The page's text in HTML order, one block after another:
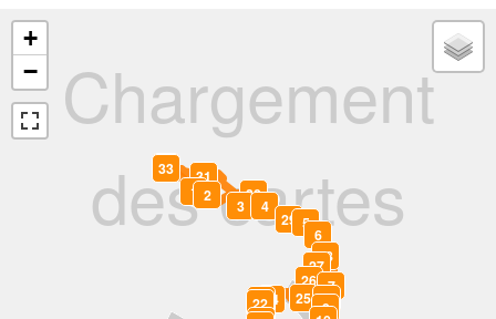
Chargement
des cartes
0
1 2
3
4
5
6
7
8
9
22
2324 25
26
2728
29
30
31
32
33
+
−